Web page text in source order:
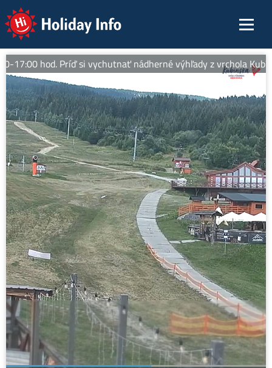
Holiday Info
17:00 hod. Príď si vychutnať nádherné výhľady z vrchola